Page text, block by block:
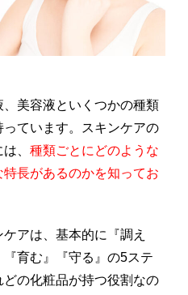
美容液といくつかの種類
ています。スキンケアの
、 種類ごとにどのような
長があるのかを知ってお
アは、基本的に『調え
育む』『守る』の5ステ
の化粧品が持つ役割なの